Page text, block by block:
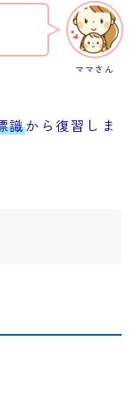
ママさん
識から復習しま